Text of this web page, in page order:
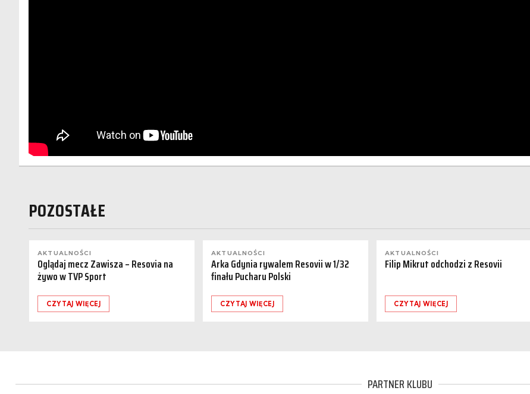
POZOSTAŁE
AKTUALNOŚCI
Oglądaj mecz Zawisza – Resovia na
żywo w TVP Sport
CZYTAJ WIĘCEJ
AKTUALNOŚCI
Arka Gdynia rywalem Resovii w 1/32
finału Pucharu Polski
CZYTAJ WIĘCEJ
AKTUALNOŚCI
Filip Mikrut odchodzi z Resovii
CZYTAJ WIĘCEJ
PARTNER KLUBU